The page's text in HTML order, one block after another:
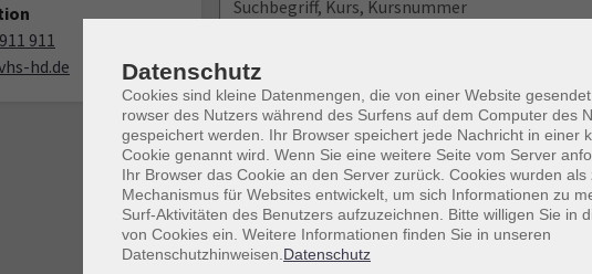
Dozenten*innen
nur buchbare nur beginnende
Kurse (5)Loading...
911
hd.de
Datenschutz
Cookies sind kleine Datenmengen, die von einer Website
rowser des Nutzers während des Surfens auf dem Computer des
gespeichert werden. Ihr Browser speichert jede Nachricht in einer
Cookie genannt wird. Wenn Sie eine weitere Seite vom Server
Ihr Browser das Cookie an den Server zurück. Cookies wurden als
Mechanismus für Websites entwickelt, um sich Informationen zu
Surf-Aktivitäten des Benutzers aufzuzeichnen. Bitte willigen Sie in
von Cookies ein. Weitere Informationen finden Sie in unseren
Datenschutzhinweisen. Datenschutz